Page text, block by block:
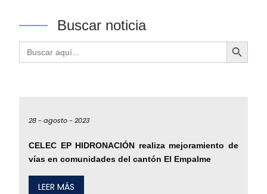
Buscar noticia
Buscar: Botón de búsqueda
28 -agosto -2023
CELEC EP HIDRONACIÓN realiza mejoramiento de
vías en comunidades del cantón El Empalme
LEER MÁS